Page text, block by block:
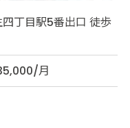
丁目駅5番出口 徒歩
月